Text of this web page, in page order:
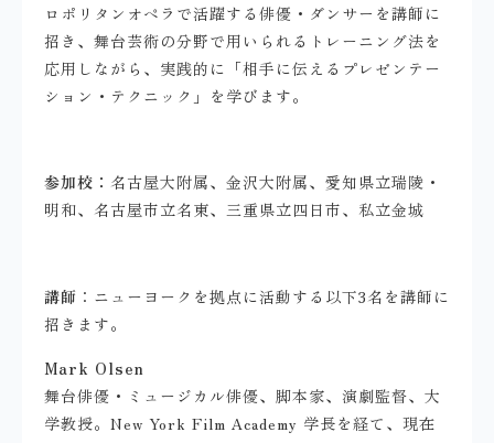
ロポリタンオペラで活躍する俳優・ダンサーを講師に
招き、舞台芸術の分野で用いられるトレーニング法を
応用しながら、実践的に「相手に伝えるプレゼンテー
ション・テクニック」を学びます。
参加校： 名古屋大附属、金沢大附属、愛知県立瑞陵・
明和、名古屋市立名東、三重県立四日市、私立金城
講師 ：ニューヨークを拠点に活動する以下3名を講師に
招きます。
Mark Olsen
舞台俳優・ミュージカル俳優、脚本家、演劇監督、大
学教授。 New York Film Academy 学長を経て、現在